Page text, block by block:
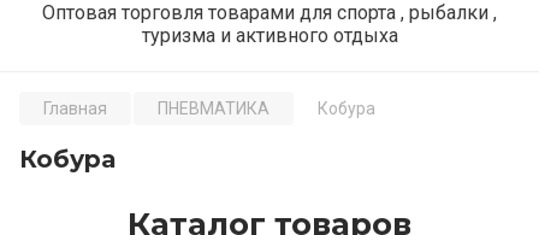
Оптовая торговля товарами для спорта , рыбалки ,
туризма и активного отдыха
Главная ПНЕВМАТИКА Кобура
Кобура
Каталог товаров